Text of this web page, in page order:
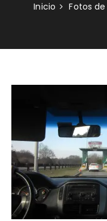
Inicio Fotos de